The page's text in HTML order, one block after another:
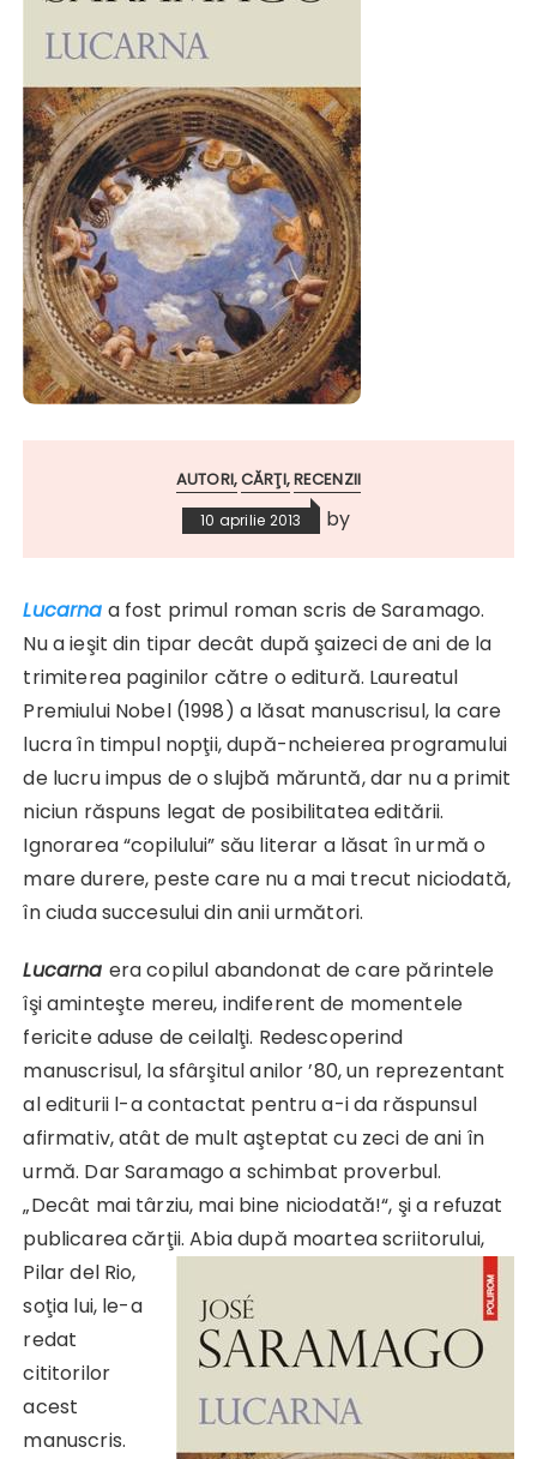
AUTORI CĂRŢI RECENZII
10 aprilie 2013 by
Lucarna a fost primul roman scris de Saramago.
Nu a ieşit din tipar decât după şaizeci de ani de la
trimiterea paginilor către o editură. Laureatul
Premiului Nobel (1998) a lăsat manuscrisul, la care
lucra în timpul nopţii, după-ncheierea programului
de lucru impus de o slujbă măruntă, dar nu a primit
niciun răspuns legat de posibilitatea editării.
Ignorarea “copilului” său literar a lăsat în urmă o
mare durere, peste care nu a mai trecut niciodată,
în ciuda succesului din anii următori.
Lucarna era copilul abandonat de care părintele
îşi aminteşte mereu, indiferent de momentele
fericite aduse de ceilalţi. Redescoperind
manuscrisul, la sfârşitul anilor ’80, un reprezentant
al editurii l-a contactat pentru a-i da răspunsul
afirmativ, atât de mult aşteptat cu zeci de ani în
urmă. Dar Saramago a schimbat proverbul.
„Decât mai târziu, mai bine niciodată!“, şi a refuzat
publicarea cărţii. Abia după moarteascriitorului,
Pilar del Rio,
soţia lui, le-a
redat
cititorilor
acest
manuscris.